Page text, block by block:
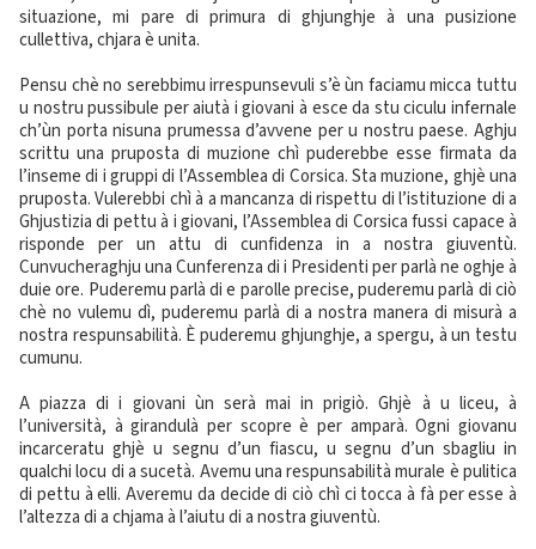
situazione, mi pare di primura di ghjunghje à una pusizione
cullettiva, chjara è unita.
Pensu chè no serebbimu irrespunsevuli s’è ùn faciamu micca tuttu
u nostru pussibule per aiutà i giovani à esce da stu ciculu infernale
ch’ùn porta nisuna prumessa d’avvene per u nostru paese. Aghju
scrittu una pruposta di muzione chì puderebbe esse firmata da
l’inseme di i gruppi di l’Assemblea di Corsica. Sta muzione, ghjè una
pruposta. Vulerebbi chì à a mancanza di rispettu di l’istituzione di a
Ghjustizia di pettu à i giovani, l’Assemblea di Corsica fussi capace à
risponde per un attu di cunfidenza in a nostra giuventù.
Cunvucheraghju una Cunferenza di i Presidenti per parlà ne oghje à
duie ore. Puderemu parlà di e parolle precise, puderemu parlà di ciò
chè no vulemu dì, puderemu parlà di a nostra manera di misurà a
nostra respunsabilità. È puderemu ghjunghje, a spergu, à un testu
cumunu.
A piazza di i giovani ùn serà mai in prigiò. Ghjè à u liceu, à
l’università, à girandulà per scopre è per amparà. Ogni giovanu
incarceratu ghjè u segnu d’un fiascu, u segnu d’un sbagliu in
qualchi locu di a sucetà. Avemu una respunsabilità murale è pulitica
di pettu à elli. Averemu da decide di ciò chì ci tocca à fà per esse à
l’altezza di a chjama à l’aiutu di a nostra giuventù.